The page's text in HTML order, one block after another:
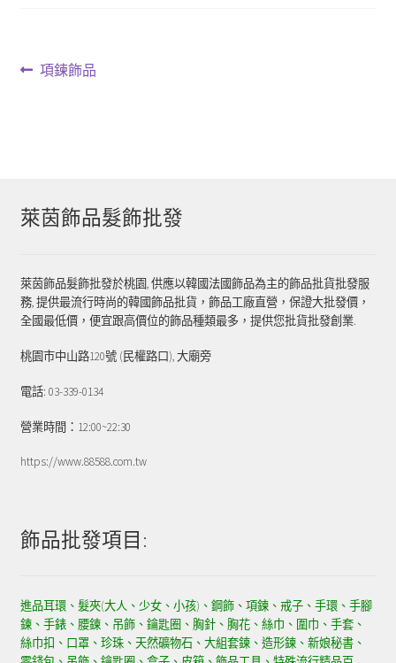
文上
項鍊飾品
萊茵飾品髮飾批發
萊茵飾品髮飾批發於桃園, 供應以韓國法國飾品為主的飾品批貨批發服
務, 提供最流行時尚的韓國飾品批貨，飾品工廠直營，保證大批發價，
全國最低價，便宜跟高價位的飾品種類最多，提供您批貨批發創業.
桃園市中山路120號 (民權路口), 大廟旁
電話: 03-339-0134
營業時間：12:00~22:30
https://www.88588.com.tw
飾品批發項目:
進品耳環、髮夾(大人、少女、小孩)、鋼飾、項鍊、戒子、手環、手腳
鍊、手錶、腰鍊、吊飾、鑰匙圈、胸針、胸花、絲巾、圍巾、手套、
絲巾扣、口罩、珍珠、天然礦物石、大組套鍊、造形鍊、新娘秘書、